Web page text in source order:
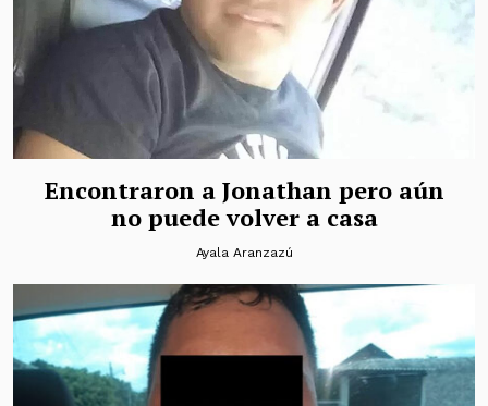
Encontraron a Jonathan pero aún
no puede volver a casa
Ayala Aranzazú